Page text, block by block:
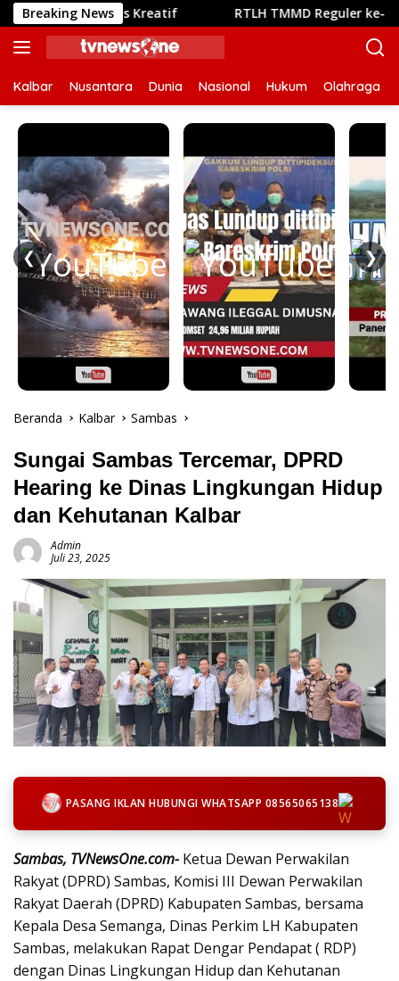
Langsung
ke
konten
Breaking News
Kreatif RTLH TMMD Reguler ke-129 Kodim
Kalbar Nusantara Dunia Nasional Hukum Olahraga
❮ ❯
Beranda Kalbar Sambas
Sungai Sambas Tercemar, DPRD
Hearing ke Dinas Lingkungan Hidup
dan Kehutanan Kalbar
Admin
Juli 23, 2025
PASANG IKLAN HUBUNGI WHATSAPP 08565065138
Sambas, TVNewsOne.com- Ketua Dewan Perwakilan
Rakyat (DPRD) Sambas, Komisi III Dewan Perwakilan
Rakyat Daerah (DPRD) Kabupaten Sambas, bersama
Kepala Desa Semanga, Dinas Perkim LH Kabupaten
Sambas, melakukan Rapat Dengar Pendapat ( RDP)
dengan Dinas Lingkungan Hidup dan Kehutanan